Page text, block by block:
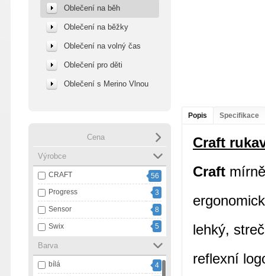
Oblečení na běh
Oblečení na běžky
Oblečení na volný čas
Oblečení pro děti
Oblečení s Merino Vlnou
Cena
Výrobce
CRAFT
56
Progress
3
Sensor
8
Swix
5
Barva
bílá
4
Popis Specifikace
Craft
Craft
lehký,
reflexní